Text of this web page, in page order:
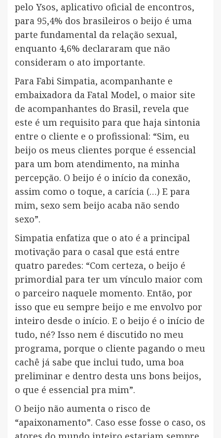
pelo Ysos, aplicativo oficial de encontros,
para 95,4% dos brasileiros o beijo é uma
parte fundamental da relação sexual,
enquanto 4,6% declararam que não
consideram o ato importante.
Para Fabi Simpatia, acompanhante e
embaixadora da Fatal Model, o maior site
de acompanhantes do Brasil, revela que
este é um requisito para que haja sintonia
entre o cliente e o profissional: “Sim, eu
beijo os meus clientes porque é essencial
para um bom atendimento, na minha
percepção. O beijo é o início da conexão,
assim como o toque, a carícia (…) E para
mim, sexo sem beijo acaba não sendo
sexo”.
Simpatia enfatiza que o ato é a principal
motivação para o casal que está entre
quatro paredes: “Com certeza, o beijo é
primordial para ter um vínculo maior com
o parceiro naquele momento. Então, por
isso que eu sempre beijo e me envolvo por
inteiro desde o início. E o beijo é o início de
tudo, né? Isso nem é discutido no meu
programa, porque o cliente pagando o meu
cachê já sabe que inclui tudo, uma boa
preliminar e dentro desta uns bons beijos,
o que é essencial pra mim”.
O beijo não aumenta o risco de
“apaixonamento”. Caso esse fosse o caso, os